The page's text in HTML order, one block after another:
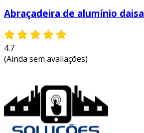
Abraçadeira de alumínio daisa
4.7
(Ainda sem avaliações)